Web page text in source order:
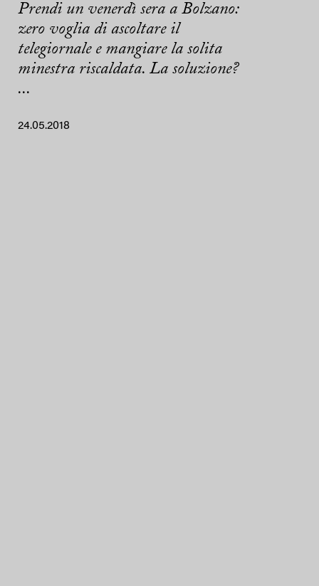
Prendi un venerdì sera a Bolzano:
zero voglia di ascoltare il
telegiornale e mangiare la solita
minestra riscaldata. La soluzione?
...
24.05.2018